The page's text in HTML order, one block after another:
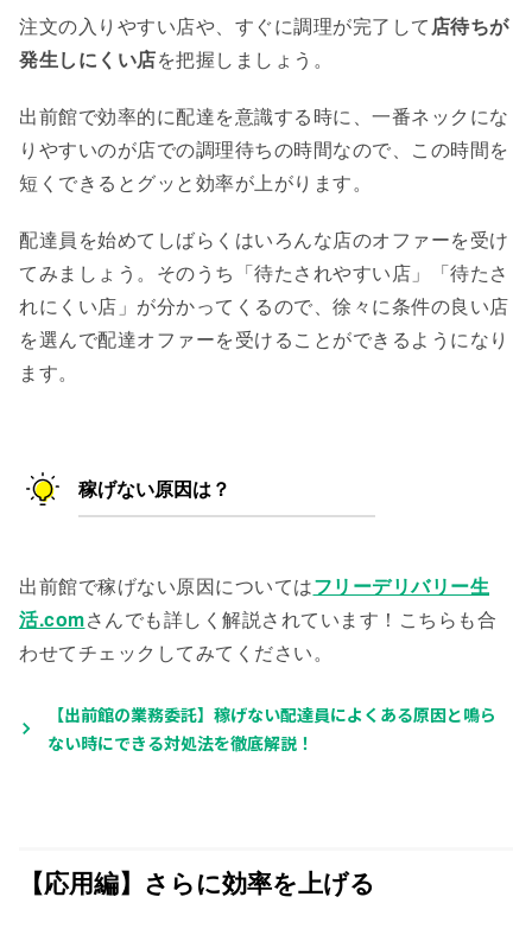
注文の入りやすい店や、すぐに調理が完了して店待ちが
発生しにくい店を把握しましょう。
出前館で効率的に配達を意識する時に、一番ネックにな
りやすいのが店での調理待ちの時間なので、この時間を
短くできるとグッと効率が上がります。
配達員を始めてしばらくはいろんな店のオファーを受け
てみましょう。そのうち「待たされやすい店」「待たさ
れにくい店」が分かってくるので、徐々に条件の良い店
を選んで配達オファーを受けることができるようになり
ます。
稼げない原因は？
出前館で稼げない原因についてはフリーデリバリー生
活.comさんでも詳しく解説されています！こちらも合
わせてチェックしてみてください。
【出前館の業務委託】稼げない配達員によくある原因と鳴ら
ない時にできる対処法を徹底解説！
【応用編】さらに効率を上げる